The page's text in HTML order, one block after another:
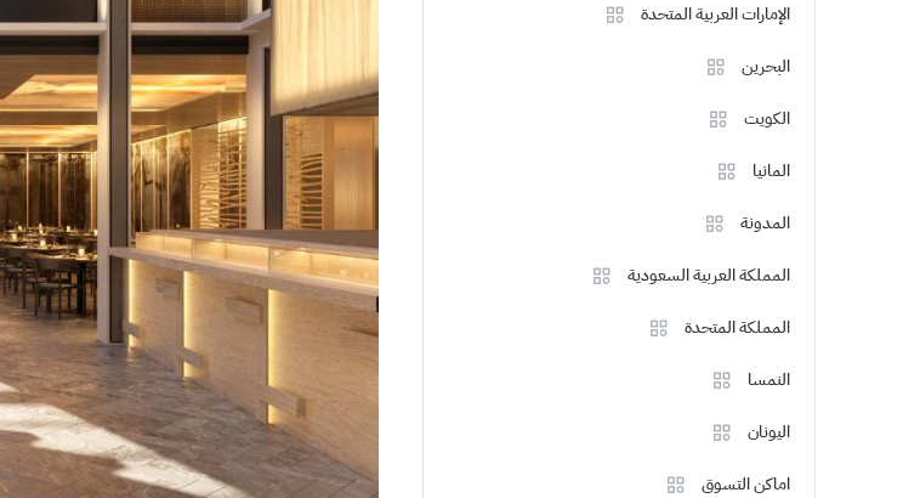
الإمارات العربية المتحدة
البحرين
الكويت
المانيا
المدونة
المملكة العربية السعودية
المملكة المتحدة
النمسا
اليونان
اماكن التسوق